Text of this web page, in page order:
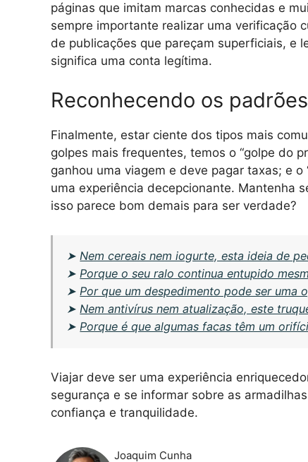
páginas que imitam marcas conhecidas e
sempre importante realizar uma verificação
de publicações que pareçam superficiais, e
significa uma conta legítima.
Reconhecendo os
Finalmente, estar ciente dos tipos mais
golpes mais frequentes, temos o “golpe do
ganhou uma viagem e deve pagar taxas; e
uma experiência decepcionante. Mantenha
isso parece bom demais para ser verdade?
➤Nem cereais nem iogurte, esta ideia de
➤Porque o seu ralo continua entupido
➤Por que um despedimento pode ser uma
➤Nem antivírus nem atualização, este
➤Porque é que algumas facas têm um
Viajar deve ser uma experiência
segurança e se informar sobre as
confiança e tranquilidade.
Joaquim Cunha